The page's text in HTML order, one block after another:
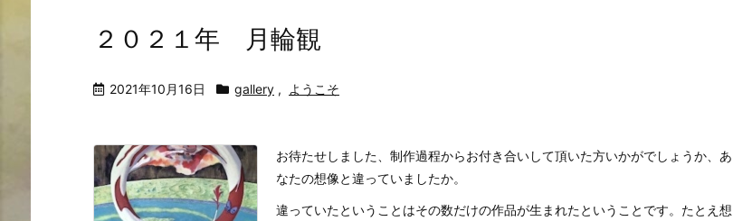
２０２１年 月輪観
2021年10月16日 gallery , ようこそ
お待たせしました、制作過程からお付き合いして頂いた方いかがでしょうか、あ
なたの想像と違っていましたか。
違っていたということはその数だけの作品が生まれたということです。たとえ想